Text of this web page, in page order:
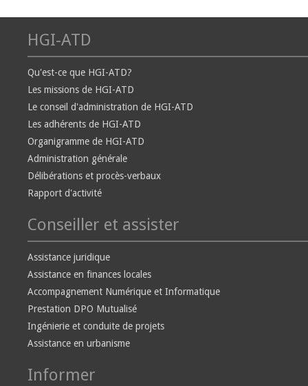
HGI-ATD
Qu'est-ce que HGI-ATD?
Les missions de HGI-ATD
Le conseil d'administration de HGI-ATD
Les adhérents de HGI-ATD
Organigramme de HGI-ATD
Administration générale
Délibérations et procès-verbaux
Rapport d'activité
Conseiller et assister
Assistance juridique
Assistance en finances locales
Accompagnement Numérique et Informatique
Prestation DPO Mutualisé
Ingénierie et conduite de projets
Assistance en urbanisme
Informer